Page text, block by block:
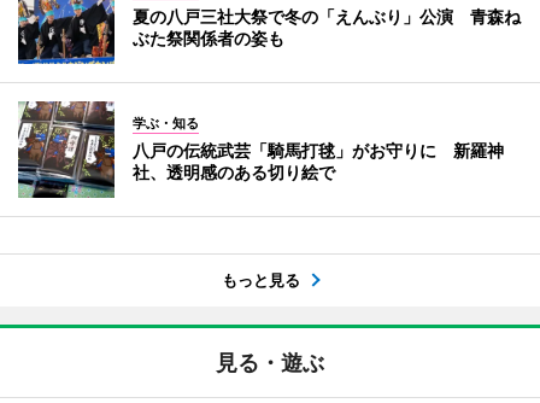
夏の八戸三社大祭で冬の「えんぶり」公演 青森ね
ぶた祭関係者の姿も
学ぶ・知る
八戸の伝統武芸「騎馬打毬」がお守りに 新羅神
社、透明感のある切り絵で
もっと見る
見る・遊ぶ